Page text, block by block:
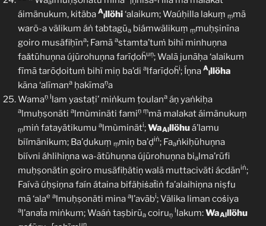
a l
áimänukum, kitäba A
lllöhi‘alaikum; Waúḥilla lakuṃ ṃmā
warõ-a välikum áṅ tabtagūa biámwälikuṃ ṃmuḥṣinīna
goiro musäfiḥīna; Famā astamta’tuṁ bihï minhuṇna
faǎtūhuṇna újūrohuṇna farīḍoḧuṇ; Walā junāḥa ‘alaikum
fīmā tarōḍoituṁ bihï miņ ba’di alfarīḍoḧi; Íṇna A
lllöha
kāna ‘alīmana ḥakīmaṇa
Wamaṇ llam yastaṭi’ miṅkum ṭoulana áṇ yaṅkiḥa
almuḥṣonäti almùminäti famiṇ ṃmā malakat áimänukuṃ
ṃmiṅ fatayätikumu almùminäti;WaAlllöhuá’lamu
biǐmänikum; Ba’ḍukuṃ ṃmiņ ba’ḍiṅ; Faaṅkiḥūhuṇna
biívni áhlihiṇna wa-ātūhuṇna újūrohuṇna bialma’rūfi
muḥṣonätin goiro musäfiḥätiṇ walā muttaciväti ácdāniṅ;
Faívã úḥṣiṇna faín átaina bifäḥiṡaẗiṅ fa’alaihiṇna niṣfu
mā ‘alae almuḥṣonäti mina al’avābi; Välika liman coṡiya
al’anaẗa miṅkum; Waáṅ taṣbirūa coiruṇ
llakum:WaAlllöhu
r uṇ